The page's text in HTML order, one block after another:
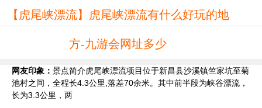
【虎尾峡漂流】虎尾峡漂流有什么好玩的地
方-九游会网址多少
网友印象： 景点简介虎尾峡漂流项目位于新昌县沙溪镇竺家坑至菊
池村之间，全程长4.3公里,落差70余米。其中前半段为峡谷漂流，
长为3.3公里，两